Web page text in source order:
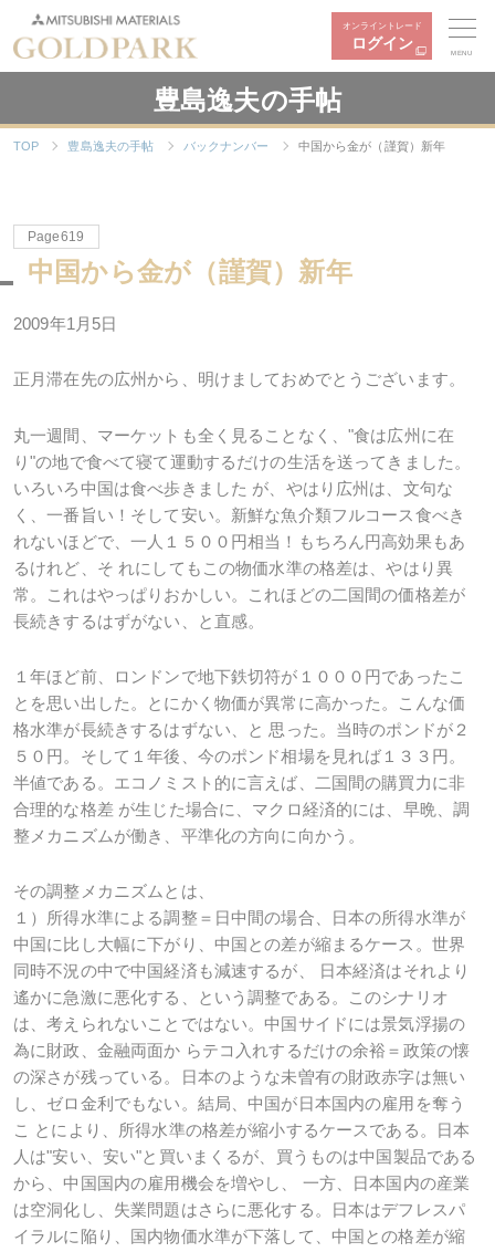
オンライントレード
ログイン
MENU
豊島逸夫の手帖
TOP 豊島逸夫の手帖 バックナンバー 中国から金が（謹賀）新年
Page619
中国から金が（謹賀）新年
2009年1月5日
正月滞在先の広州から、明けましておめでとうございます。
丸一週間、マーケットも全く見ることなく、"食は広州に在
り"の地で食べて寝て運動するだけの生活を送ってきました。
いろいろ中国は食べ歩きました が、やはり広州は、文句な
く、一番旨い！そして安い。新鮮な魚介類フルコース食べき
れないほどで、一人１５００円相当！もちろん円高効果もあ
るけれど、そ れにしてもこの物価水準の格差は、やはり異
常。これはやっぱりおかしい。これほどの二国間の価格差が
長続きするはずがない、と直感。
１年ほど前、ロンドンで地下鉄切符が１０００円であったこ
とを思い出した。とにかく物価が異常に高かった。こんな価
格水準が長続きするはずない、と 思った。当時のポンドが２
５０円。そして１年後、今のポンド相場を見れば１３３円。
半値である。エコノミスト的に言えば、二国間の購買力に非
合理的な格差 が生じた場合に、マクロ経済的には、早晩、調
整メカニズムが働き、平準化の方向に向かう。
その調整メカニズムとは、
１）所得水準による調整＝日中間の場合、日本の所得水準が
中国に比し大幅に下がり、中国との差が縮まるケース。世界
同時不況の中で中国経済も減速するが、 日本経済はそれより
遙かに急激に悪化する、という調整である。このシナリオ
は、考えられないことではない。中国サイドには景気浮揚の
為に財政、金融両面か らテコ入れするだけの余裕＝政策の懐
の深さが残っている。日本のような未曽有の財政赤字は無い
し、ゼロ金利でもない。結局、中国が日本国内の雇用を奪う
こ とにより、所得水準の格差が縮小するケースである。日本
人は"安い、安い"と買いまくるが、買うものは中国製品である
から、中国国内の雇用機会を増やし、 一方、日本国内の産業
は空洞化し、失業問題はさらに悪化する。日本はデフレスパ
イラルに陥り、国内物価水準が下落して、中国との格差が縮